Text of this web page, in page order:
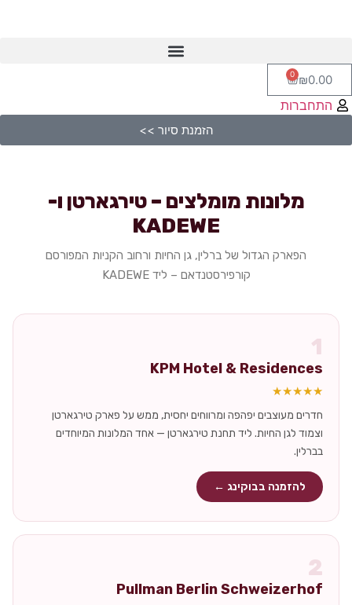
₪0.00
0
התחברות
הזמנת סיור >>
מלונות מומלצים – טירגארטן ו-
KADEWE
הפארק הגדול של ברלין, גן החיות ורחוב הקניות המפורסם
קורפירסטנדאם – ליד KADEWE
1
KPM Hotel & Residences
★★★★★
חדרים מעוצבים יפהפה ומרווחים יחסית, ממש על פארק טירגארטן
וצמוד לגן החיות. ליד תחנת טירגארטן — אחד המלונות המיוחדים
בברלין.
להזמנה בבוקינג ←
2
Pullman Berlin Schweizerhof